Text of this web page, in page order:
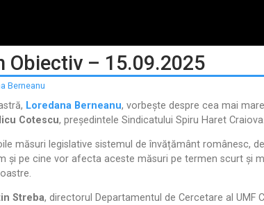
Obiectiv – 15.09.2025
Berneanu
Loredana Berneanu, vorbește despre cea mai
Cotescu, președintele Sindicatului Spiru Haret Craiova.
măsuri legislative sistemul de învățământ românesc,
și pe cine vor afecta aceste măsuri pe termen scurt și
Streba, directorul Departamentul de Cercetare al UMF